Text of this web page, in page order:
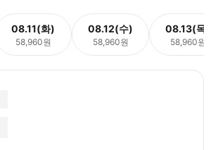
08.11(화)
58,960원
08.12(수)
58,960원
08.13(목)
58,960원